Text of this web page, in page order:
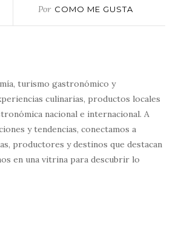
Por COMO ME GUSTA
turismo gastronómico y
culinarias, productos locales
nacional e internacional. A
y tendencias, conectamos a
productores y destinos que destacan
en una vitrina para descubrir lo